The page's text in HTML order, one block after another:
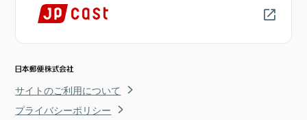
サイトのご利用について
プライバシーポリシー